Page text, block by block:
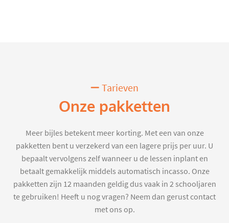
Tarieven
Onze pakketten
Meer bijles betekent meer korting. Met een van onze
pakketten bent u verzekerd van een lagere prijs per uur. U
bepaalt vervolgens zelf wanneer u de lessen inplant en
betaalt gemakkelijk middels automatisch incasso. Onze
pakketten zijn 12 maanden geldig dus vaak in 2 schooljaren
te gebruiken! Heeft u nog vragen? Neem dan gerust contact
met ons op.